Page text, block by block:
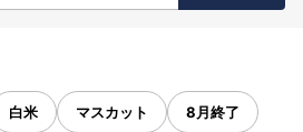
白米 マスカット 8月終了